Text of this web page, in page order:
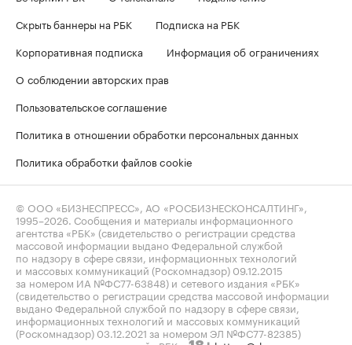
Скрыть баннеры на РБК
Подписка на РБК
Корпоративная подписка
Информация об ограничениях
О соблюдении авторских прав
Пользовательское соглашение
Политика в отношении обработки персональных данных
Политика обработки файлов cookie
© ООО «БИЗНЕСПРЕСС», АО «РОСБИЗНЕСКОНСАЛТИНГ»,
1995–2026 . Сообщения и материалы информационного
агентства «РБК» (свидетельство о регистрации средства
массовой информации выдано Федеральной службой
по надзору в сфере связи, информационных технологий
и массовых коммуникаций (Роскомнадзор) 09.12.2015
за номером ИА №ФС77-63848) и сетевого издания «РБК»
(свидетельство о регистрации средства массовой информации
выдано Федеральной службой по надзору в сфере связи,
информационных технологий и массовых коммуникаций
(Роскомнадзор) 03.12.2021 за номером ЭЛ №ФС77-82385)